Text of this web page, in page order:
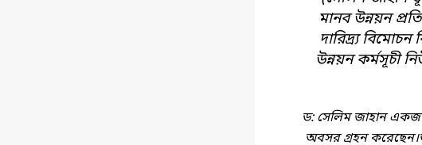
মানব উন্নয়ন
দারিদ্র্য
উন্নয়ন কর্মসূচী
ড: সেলিম জাহান
অবসর গ্রহন